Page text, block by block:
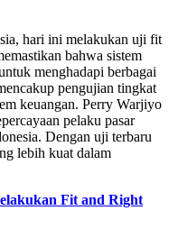
hari ini melakukan uji fit
bahwa sistem
menghadapi berbagai
pengujian tingkat
keuangan. Perry Warjiyo
pelaku pasar
Dengan uji terbaru
lebih kuat dalam
Fit and Right